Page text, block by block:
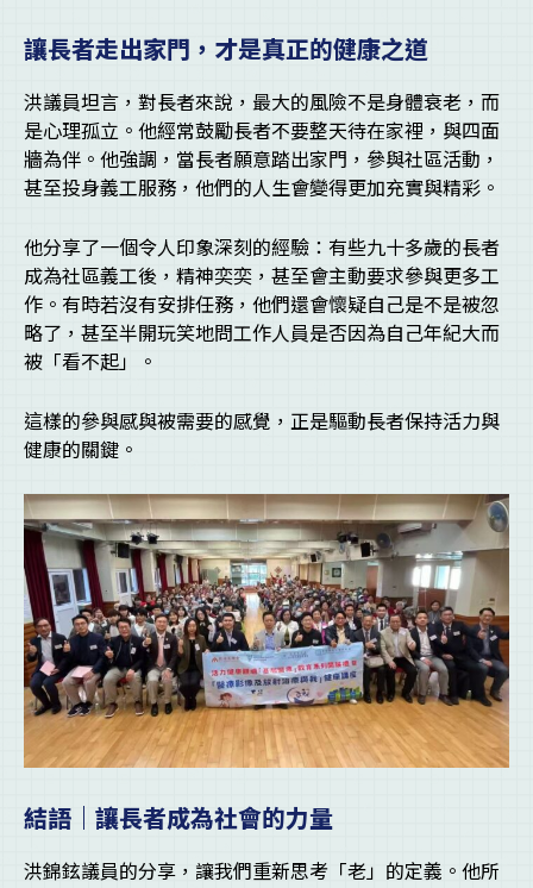
讓長者走出家門，才是真正的健康之道
洪議員坦言，對長者來說，最大的風險不是身體衰老，而
是心理孤立。他經常鼓勵長者不要整天待在家裡，與四面
牆為伴。他強調，當長者願意踏出家門，參與社區活動，
甚至投身義工服務，他們的人生會變得更加充實與精彩。
他分享了一個令人印象深刻的經驗：有些九十多歲的長者
成為社區義工後，精神奕奕，甚至會主動要求參與更多工
作。有時若沒有安排任務，他們還會懷疑自己是不是被忽
略了，甚至半開玩笑地問工作人員是否因為自己年紀大而
被「看不起」。
這樣的參與感與被需要的感覺，正是驅動長者保持活力與
健康的關鍵。
結語｜讓長者成為社會的力量
洪錦鉉議員的分享，讓我們重新思考「老」的定義。他所